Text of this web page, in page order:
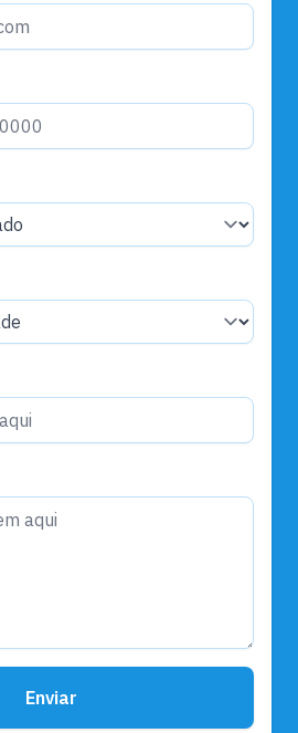
Enviar